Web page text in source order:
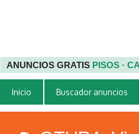
ANUNCIOS GRATIS PISOS ·
Inicio Buscador anuncios